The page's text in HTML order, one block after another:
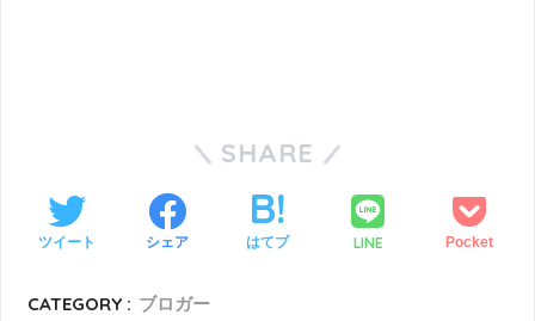
SHARE
ツイート シェア はてブ LINE Pocket
CATEGORY : ブロガー